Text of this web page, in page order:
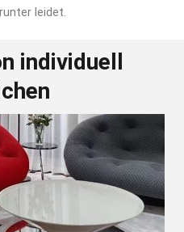
leidet.
individuell